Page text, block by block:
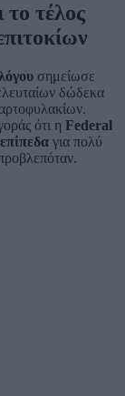
τέλος
σημείωσε
δώδεκα
ότι η Federal
για πολύ